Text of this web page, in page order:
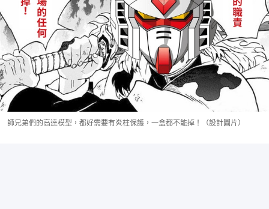
師兄弟們的高達模型，都好需要有炎柱保護，一盒都不能掉！（設計圖片）